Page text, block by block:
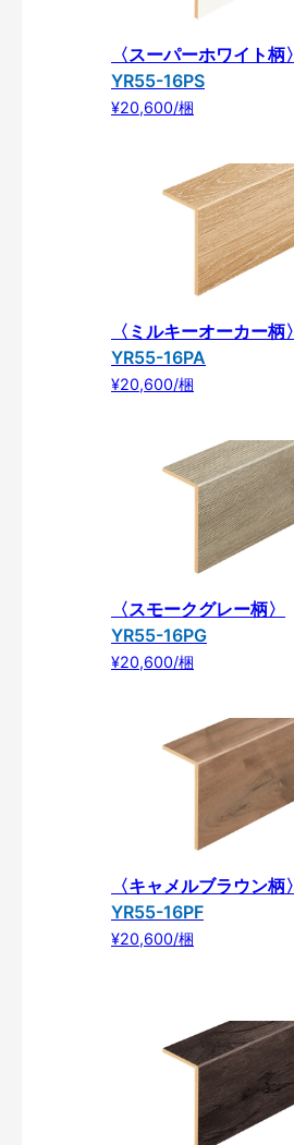
〈スーパーホワイト柄〉
YR55-16PS
¥20,600/梱
〈ミルキーオーカー柄〉
YR55-16PA
¥20,600/梱
〈スモークグレー柄〉
YR55-16PG
¥20,600/梱
〈キャメルブラウン柄〉
YR55-16PF
¥20,600/梱